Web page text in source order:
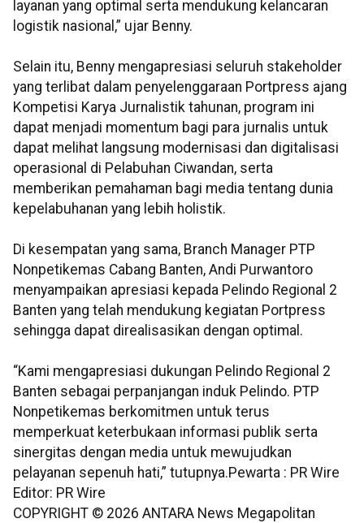
layanan yang optimal serta mendukung kelancaran
logistik nasional,” ujar Benny.
Selain itu, Benny mengapresiasi seluruh stakeholder
yang terlibat dalam penyelenggaraan Portpress ajang
Kompetisi Karya Jurnalistik tahunan, program ini
dapat menjadi momentum bagi para jurnalis untuk
dapat melihat langsung modernisasi dan digitalisasi
operasional di Pelabuhan Ciwandan, serta
memberikan pemahaman bagi media tentang dunia
kepelabuhanan yang lebih holistik.
Di kesempatan yang sama, Branch Manager PTP
Nonpetikemas Cabang Banten, Andi Purwantoro
menyampaikan apresiasi kepada Pelindo Regional 2
Banten yang telah mendukung kegiatan Portpress
sehingga dapat direalisasikan dengan optimal.
“Kami mengapresiasi dukungan Pelindo Regional 2
Banten sebagai perpanjangan induk Pelindo. PTP
Nonpetikemas berkomitmen untuk terus
memperkuat keterbukaan informasi publik serta
sinergitas dengan media untuk mewujudkan
pelayanan sepenuh hati,” tutupnya.Pewarta : PR Wire
Editor: PR Wire
COPYRIGHT © 2026 ANTARA News Megapolitan